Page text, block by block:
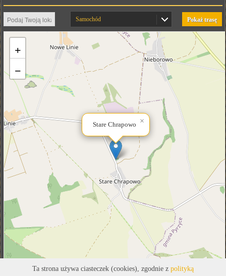
Pokaż trasę
Samochód
Stare Chrapowo ×
+
−
Ta strona używa ciasteczek (cookies), zgodnie z polityką